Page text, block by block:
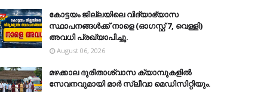
കോട്ടയം ജില്ലയിലെ വിദ്യാഭ്യാസ
സ്ഥാപനങ്ങള്‍ക്ക് നാളെ (ഓഗസ്റ്റ് 7, വെള്ളി)
അവധി പ്രഖ്യാപിച്ചു.
August 06, 2026
മഴക്കാല ദുരിതാശ്വാസ ക്യാമ്പുകളിൽ
സേവനവുമായി മാർ സ്ലീവാ മെഡിസിറ്റിയും.